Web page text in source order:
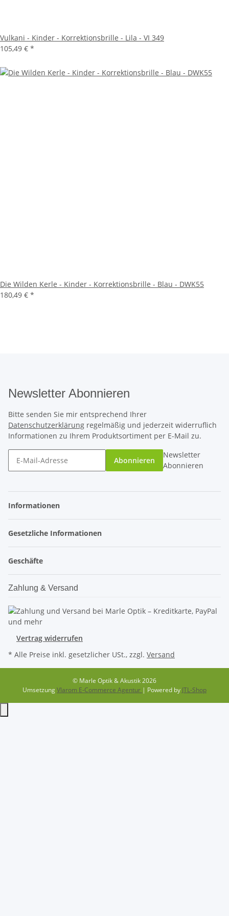
Vulkani - Kinder - Korrektionsbrille - Lila - VI 349
105,49 € *
Die Wilden Kerle - Kinder - Korrektionsbrille - Blau - DWK55
180,49 € *
Newsletter Abonnieren
Bitte senden Sie mir entsprechend Ihrer
Datenschutzerklärung regelmäßig und jederzeit widerruflich
Informationen zu Ihrem Produktsortiment per E-Mail zu.
Abonnieren
Newsletter
Abonnieren
Informationen
Gesetzliche Informationen
Geschäfte
Zahlung & Versand
Vertrag widerrufen
* Alle Preise inkl. gesetzlicher USt., zzgl. Versand
© Marle Optik & Akustik 2026
UmsetzungVlarom E-Commerce Agentur | Powered by JTL-Shop